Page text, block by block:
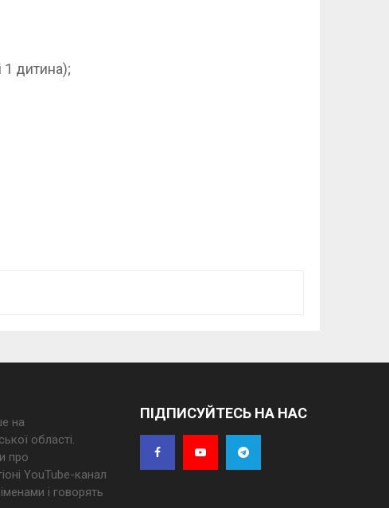
1 дитина);
на
області.
про
YouTube-канал
і говорять
ПІДПИСУЙТЕСЬ НА НАС